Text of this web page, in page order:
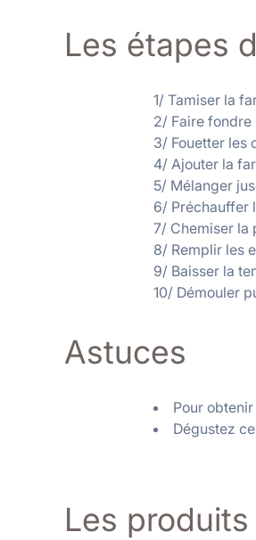
Les étapes
1/ Tamiser la
2/ Faire fondre
3/ Fouetter les
4/ Ajouter la
5/ Mélanger
6/ Préchauffer
7/ Chemiser la
8/ Remplir les
9/ Baisser la
10/ Démouler
Astuces
Pour
Dégustez
Les